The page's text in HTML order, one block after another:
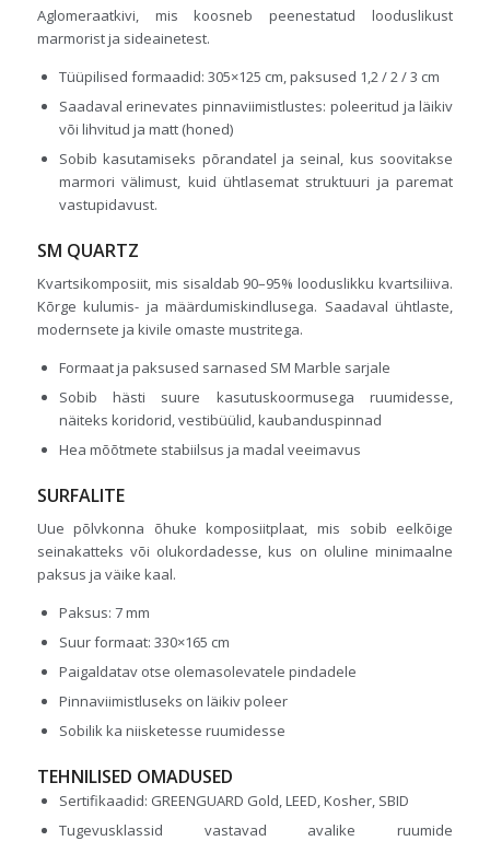
Aglomeraatkivi, mis koosneb peenestatud looduslikust
marmorist ja sideainetest.
Tüüpilised formaadid: 305×125 cm, paksused 1,2 / 2 / 3 cm
Saadaval erinevates pinnaviimistlustes: poleeritud ja läikiv
või lihvitud ja matt (honed)
Sobib kasutamiseks põrandatel ja seinal, kus soovitakse
marmori välimust, kuid ühtlasemat struktuuri ja paremat
vastupidavust.
SM QUARTZ
Kvartsikomposiit, mis sisaldab 90–95% looduslikku kvartsiliiva.
Kõrge kulumis- ja määrdumiskindlusega. Saadaval ühtlaste,
modernsete ja kivile omaste mustritega.
Formaat ja paksused sarnased SM Marble sarjale
Sobib hästi suure kasutuskoormusega ruumidesse,
näiteks koridorid, vestibüülid, kaubanduspinnad
Hea mõõtmete stabiilsus ja madal veeimavus
SURFALITE
Uue põlvkonna õhuke komposiitplaat, mis sobib eelkõige
seinakatteks või olukordadesse, kus on oluline minimaalne
paksus ja väike kaal.
Paksus: 7 mm
Suur formaat: 330×165 cm
Paigaldatav otse olemasolevatele pindadele
Pinnaviimistluseks on läikiv poleer
Sobilik ka niisketesse ruumidesse
TEHNILISED OMADUSED
Sertifikaadid: GREENGUARD Gold, LEED, Kosher, SBID
Tugevusklassid vastavad avalike ruumide